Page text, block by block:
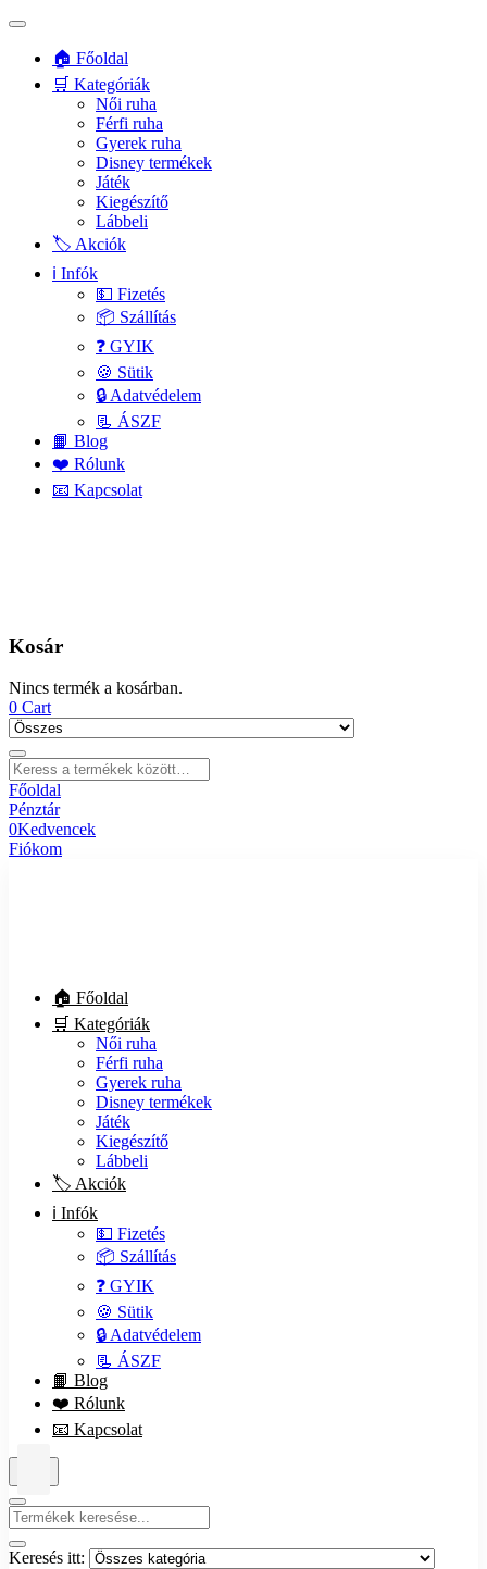
🏠 Főoldal
🛒 Kategóriák
Női ruha
Férfi ruha
Gyerek ruha
Disney termékek
Játék
Kiegészítő
Lábbeli
🏷️ Akciók
ℹ️ Infók
💵 Fizetés
📦 Szállítás
❓ GYIK
🍪 Sütik
🔒 Adatvédelem
📃 ÁSZF
📙 Blog
❤️ Rólunk
📧 Kapcsolat
Kosár
Nincs termék a kosárban.
0 Cart
Főoldal
Pénztár
0Kedvencek
Fiókom
🏠 Főoldal
🛒 Kategóriák
Női ruha
Férfi ruha
Gyerek ruha
Disney termékek
Játék
Kiegészítő
Lábbeli
🏷️ Akciók
ℹ️ Infók
💵 Fizetés
📦 Szállítás
❓ GYIK
🍪 Sütik
🔒 Adatvédelem
📃 ÁSZF
📙 Blog
❤️ Rólunk
📧 Kapcsolat
Keresés itt: